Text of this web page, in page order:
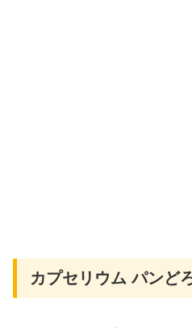
カプセリウム パンど